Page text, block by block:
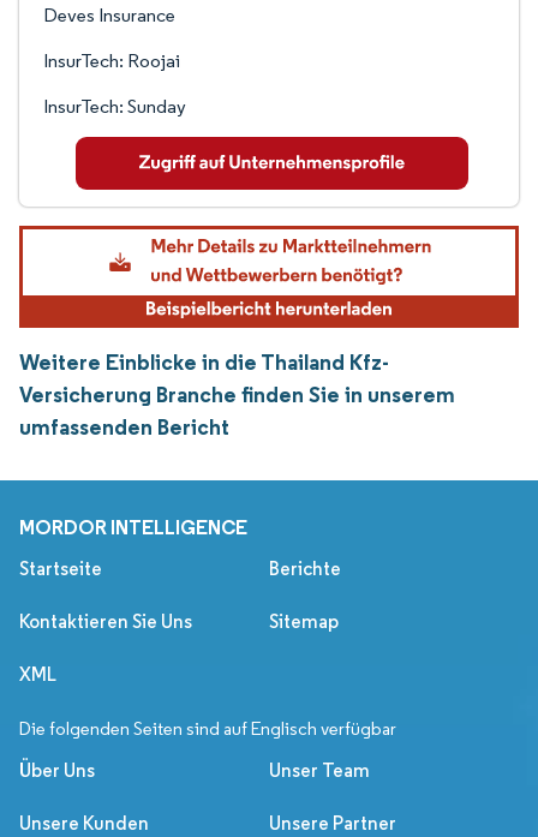
Deves Insurance
InsurTech: Roojai
InsurTech: Sunday
Weitere Einblicke in die Thailand Kfz-
Versicherung Branche finden Sie in unserem
umfassenden Bericht
MORDOR INTELLIGENCE
Startseite Berichte
Kontaktieren Sie Uns Sitemap
XML
Die folgenden Seiten sind auf Englisch verfügbar
Über Uns Unser Team
Unsere Kunden Unsere Partner